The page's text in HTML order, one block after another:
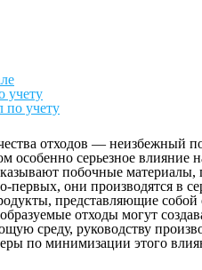
учету
по учету
отходов — неизбежный
особенно серьезное влияние
побочные материалы,
они производятся в
представляющие
отходы могут
среду, руководству
по минимизации этого